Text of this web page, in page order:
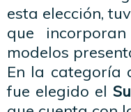
esta elección,
que
modelos
En la categoría
fue elegido el